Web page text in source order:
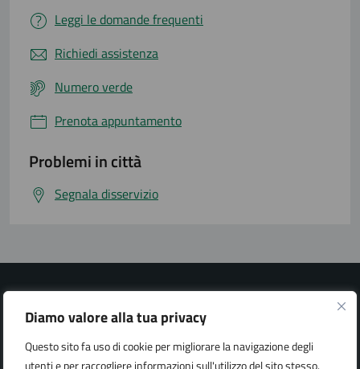
Diamo valore alla tua privacy
Questo sito fa uso di cookie per migliorare la navigazione degli
utenti e per raccogliere informazioni sull'utilizzo del sito stesso.
Leggi le domande frequenti
Richiedi assistenza
Numero verde
Prenota appuntamento
Problemi in città
Segnala disservizio
Città di Arona